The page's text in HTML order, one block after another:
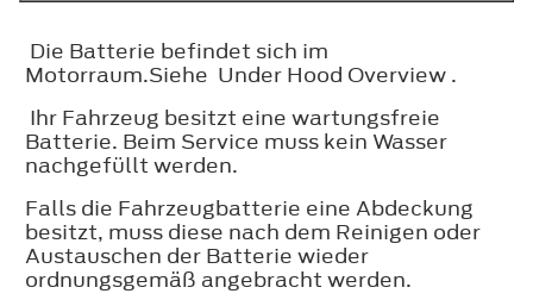
Die Batterie befindet sich im
Motorraum.Siehe Under Hood Overview .
Ihr Fahrzeug besitzt eine wartungsfreie
Batterie. Beim Service muss kein Wasser
nachgefüllt werden.
Falls die Fahrzeugbatterie eine Abdeckung
besitzt, muss diese nach dem Reinigen oder
Austauschen der Batterie wieder
ordnungsgemäß angebracht werden.